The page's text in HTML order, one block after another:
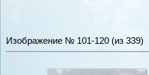
Изображение № 101-120 (из 339)